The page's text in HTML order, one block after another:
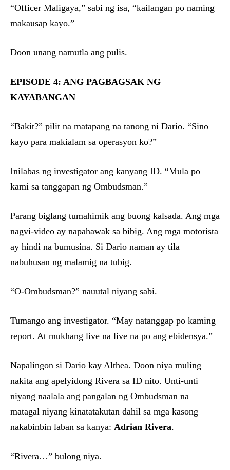
“Officer Maligaya,” sabi ng isa, “kailangan po naming
makausap kayo.”
Doon unang namutla ang pulis.
EPISODE 4: ANG PAGBAGSAK NG
KAYABANGAN
“Bakit?” pilit na matapang na tanong ni Dario. “Sino
kayo para makialam sa operasyon ko?”
Inilabas ng investigator ang kanyang ID. “Mula po
kami sa tanggapan ng Ombudsman.”
Parang biglang tumahimik ang buong kalsada. Ang mga
nagvi-video ay napahawak sa bibig. Ang mga motorista
ay hindi na bumusina. Si Dario naman ay tila
nabuhusan ng malamig na tubig.
“O-Ombudsman?” nauutal niyang sabi.
Tumango ang investigator. “May natanggap po kaming
report. At mukhang live na live na po ang ebidensya.”
Napalingon si Dario kay Althea. Doon niya muling
nakita ang apelyidong Rivera sa ID nito. Unti-unti
niyang naalala ang pangalan ng Ombudsman na
matagal niyang kinatatakutan dahil sa mga kasong
nakabinbin laban sa kanya: Adrian Rivera.
“Rivera…” bulong niya.